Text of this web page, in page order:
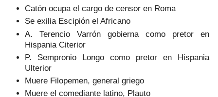
Catón ocupa el cargo de censor en Roma
Se exilia Escipión el Africano
A. Terencio Varrón gobierna como pretor en
Hispania Citerior
P. Sempronio Longo como pretor en Hispania
Ulterior
Muere Filopemen, general griego
Muere el comediante latino, Plauto